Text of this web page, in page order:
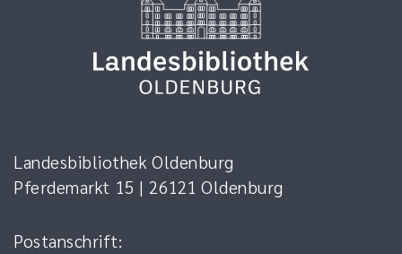
Landesbibliothek Oldenburg
Pferdemarkt 15 | 26121 Oldenburg
Postanschrift: